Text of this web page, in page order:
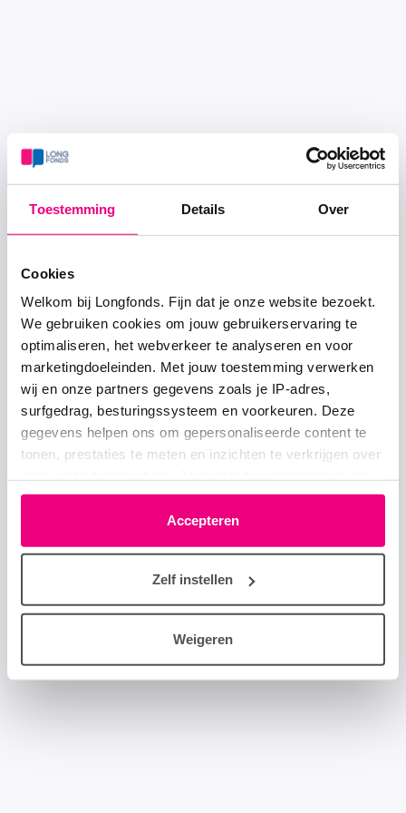
Toestemming Details Over
Cookies
Welkom bij Longfonds. Fijn dat je onze website bezoekt.
We gebruiken cookies om jouw gebruikerservaring te
optimaliseren, het webverkeer te analyseren en voor
marketingdoeleinden. Met jouw toestemming verwerken
wij en onze partners gegevens zoals je IP-adres,
surfgedrag, besturingssysteem en voorkeuren. Deze
gegevens helpen ons om gepersonaliseerde content te
tonen, prestaties te meten en inzichten te verkrijgen over
moment wijzigen of intrekken via het cookie-icoontje
linksonder elke pagina. De lijst met partners is te vinden
in het tabblad “details”.
Accepteren
Zelf instellen
Weigeren